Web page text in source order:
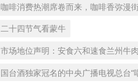
咖啡消费热潮席卷而来，咖啡香弥漫
二十四节气看蒙牛
市场地位声明：安食六和速食兰州牛
国台酒独家冠名的中央广播电视总台“